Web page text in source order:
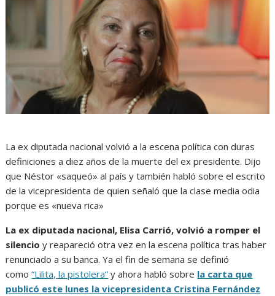
La ex diputada nacional volvió a la escena política con duras
definiciones a diez años de la muerte del ex presidente. Dijo
que Néstor «saqueó» al país y también habló sobre el escrito
de la vicepresidenta de quien señaló que la clase media odia
porque es «nueva rica»
La ex diputada nacional, Elisa Carrió, volvió a romper el
silencio y reapareció otra vez en la escena política tras haber
renunciado a su banca. Ya el fin de semana se definió
como“Lilita, la pistolera” y ahora habló sobre la carta que
publicó este lunes la vicepresidenta Cristina Fernández